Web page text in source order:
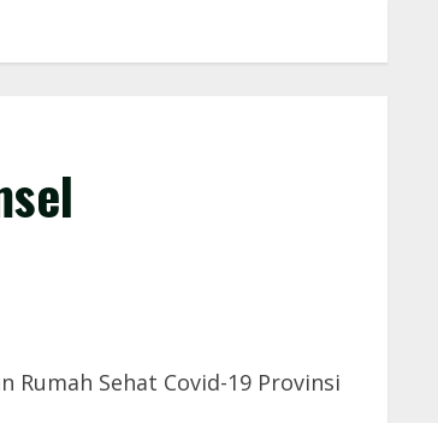
Rumah Sehat Covid-19 Provinsi